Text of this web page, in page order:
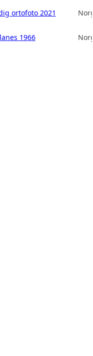
ortofoto 2021
1966